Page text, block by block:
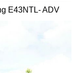
E43NTL- ADV